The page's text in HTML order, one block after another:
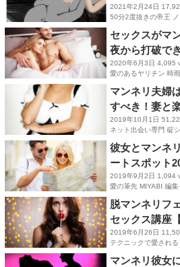
2021年2月24日
50分2度抜きの帝王 ノ
セックスがマ
夜から打破で
2020年6月3日 4,095
愛のあるヤリチン 時雨
マンネリ夫婦
すべき！妻と
2019年10月1日
ネット出会い専門 碇
彼女とマンネ
ートスポット
2019年9月2日 1,094
愛の筆先 MIYABI 編集
脱マンネリフ
セックス講座
2019年6月26日
テクニックで愛され
マンネリ彼女